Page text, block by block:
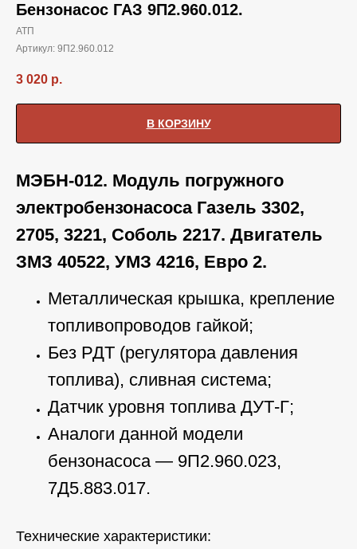
Бензонасос ГАЗ 9П2.960.012.
АТП
Артикул: 9П2.960.012
3 020 р.
В КОРЗИНУ
МЭБН-012. Модуль погружного
электробензонасоса Газель 3302,
2705, 3221, Соболь 2217. Двигатель
ЗМЗ 40522, УМЗ 4216, Евро 2.
Металлическая крышка, крепление
топливопроводов гайкой;
Без РДТ (регулятора давления
топлива), сливная система;
Датчик уровня топлива ДУТ-Г;
Аналоги данной модели
бензонасоса — 9П2.960.023,
7Д5.883.017.
Технические характеристики: